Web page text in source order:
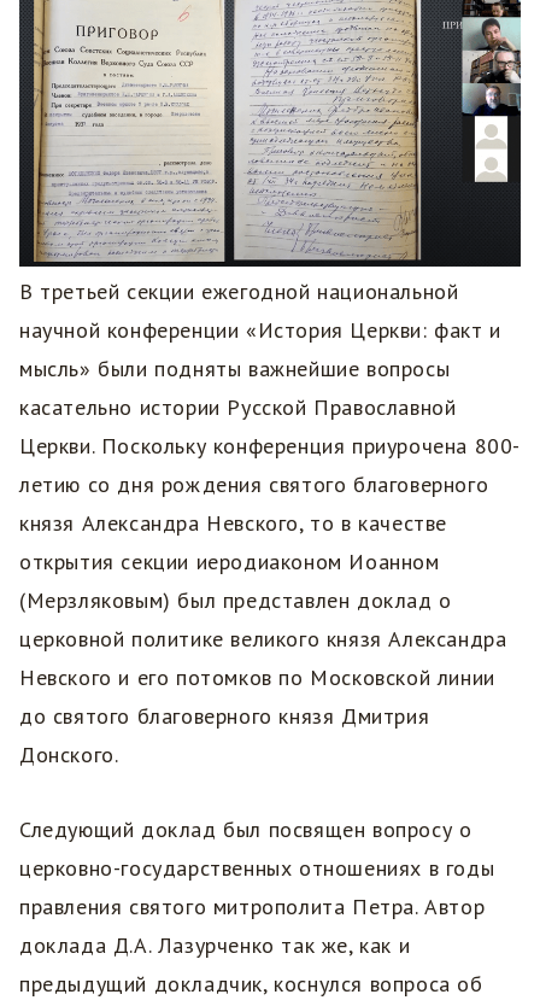
В третьей секции ежегодной национальной
научной конференции «История Церкви: факт и
мысль» были подняты важнейшие вопросы
касательно истории Русской Православной
Церкви. Поскольку конференция приурочена 800-
летию со дня рождения святого благоверного
князя Александра Невского, то в качестве
открытия секции иеродиаконом Иоанном
(Мерзляковым) был представлен доклад о
церковной политике великого князя Александра
Невского и его потомков по Московской линии
до святого благоверного князя Дмитрия
Донского.
Следующий доклад был посвящен вопросу о
церковно-государственных отношениях в годы
правления святого митрополита Петра. Автор
доклада Д.А. Лазурченко так же, как и
предыдущий докладчик, коснулся вопроса об